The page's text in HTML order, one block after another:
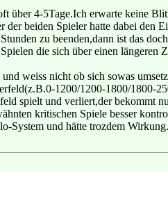
über 4-5Tage.Ich erwarte keine
beiden Spieler hatte dabei den
zu beenden,dann ist das
die sich über einen längeren
weiss nicht ob sich sowas
1200/1200-1800/1800-
spielt und verliert,der bekommt
kritischen Spiele besser
System und hätte trozdem Wirkung.